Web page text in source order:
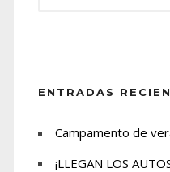
ENTRADAS
Campamento de
¡LLEGAN LOS